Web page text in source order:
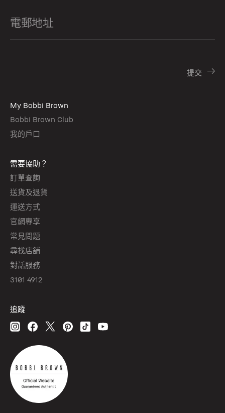
My Bobbi Brown
Bobbi Brown Club
我的戶口
需要協助？
訂單查詢
送貨及退貨
運送方式
官網專享
常見問題
尋找店舖
對話服務
3101 4912
追蹤